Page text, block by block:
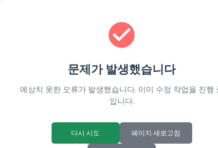
문제가 발생했습니다
예상치 못한 오류가 발생했습니다. 이미 수정 작업을 진행
입니다.
다시 시도 페이지 새로고침